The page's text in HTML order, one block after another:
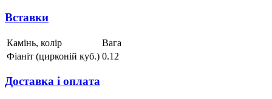
Вставки
Камінь, колір
Вага
Фіаніт (цирконій куб.) 0.12
Доставка і оплата